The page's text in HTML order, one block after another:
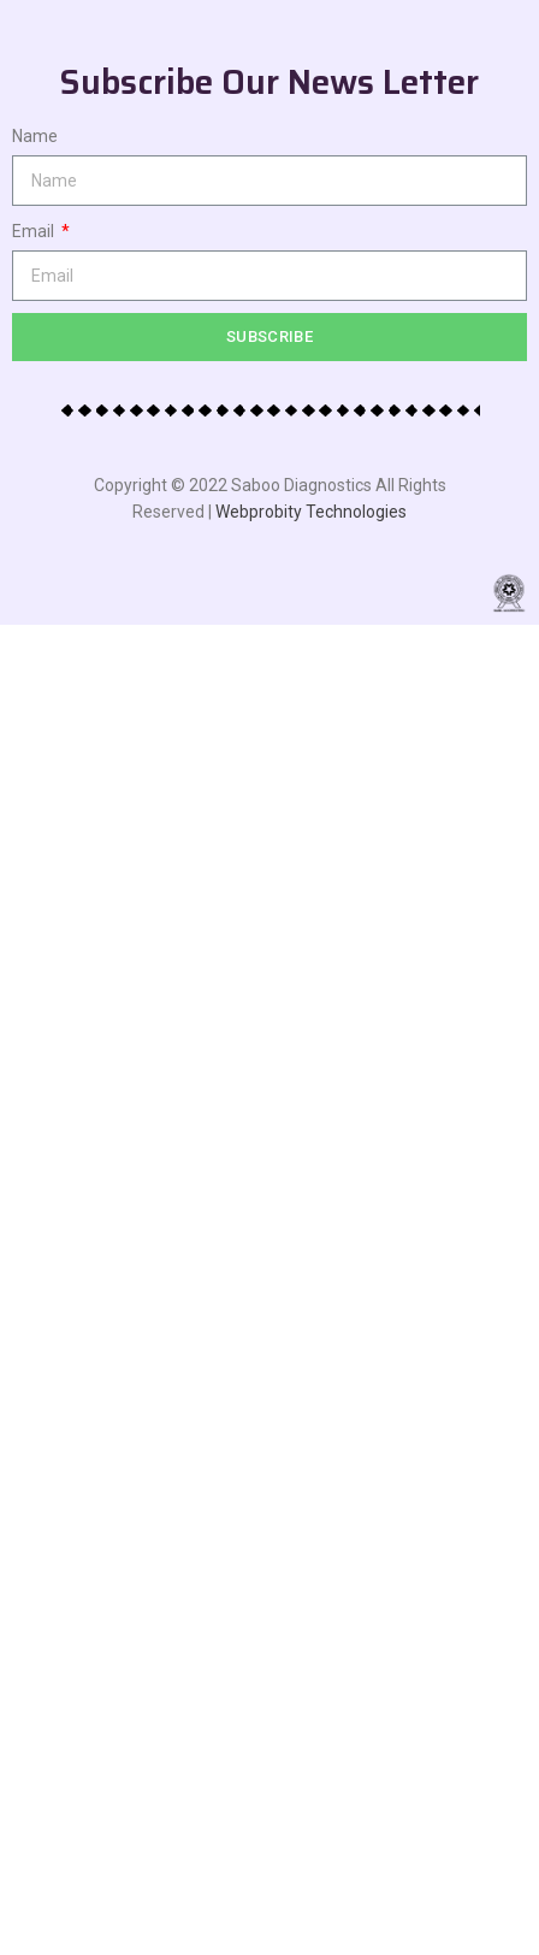
Subscribe Our News Letter
Name
Email
SUBSCRIBE
Copyright © 2022 Saboo Diagnostics All Rights
Reserved | Webprobity Technologies